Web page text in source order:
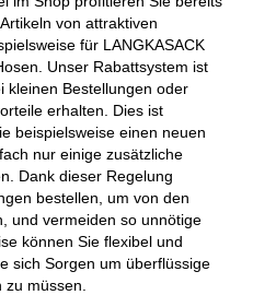
von attraktiven
für LANGKASACK
Unser Rabattsystem ist
kleinen Bestellungen oder
erhalten. Dies ist
beispielsweise einen neuen
nur einige zusätzliche
Dank dieser Regelung
bestellen, um von den
und vermeiden so unnötige
können Sie flexibel und
sich Sorgen um überflüssige
müssen.